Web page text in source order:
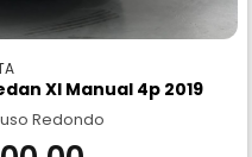
Xl Manual 4p 2019
Redondo